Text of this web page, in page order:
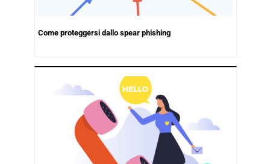
Come proteggersi dallo spear phishing